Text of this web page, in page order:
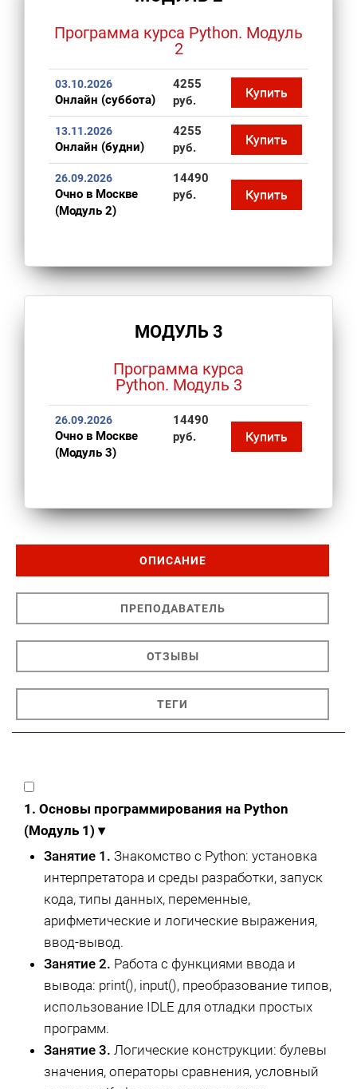
Программа курса Python. Модуль
2
03.10.2026
Онлайн (суббота)
4255
руб.
Купить
13.11.2026
Онлайн (будни)
4255
руб.
Купить
26.09.2026
Очно в Москве
(Модуль 2)
14490
руб.
Купить
МОДУЛЬ 3
Программа курса
Python. Модуль 3
26.09.2026
Очно в Москве
(Модуль 3)
14490
руб.
Купить
ОПИСАНИЕ
ПРЕПОДАВАТЕЛЬ
ОТЗЫВЫ
ТЕГИ
1. Основы программирования на Python
(Модуль 1) ▾
Занятие 1. Знакомство с Python: установка
интерпретатора и среды разработки, запуск
кода, типы данных, переменные,
арифметические и логические выражения,
ввод-вывод.
Занятие 2. Работа с функциями ввода и
вывода: print(), input(), преобразование типов,
использование IDLE для отладки простых
программ.
Занятие 3. Логические конструкции: булевы
значения, операторы сравнения, условный